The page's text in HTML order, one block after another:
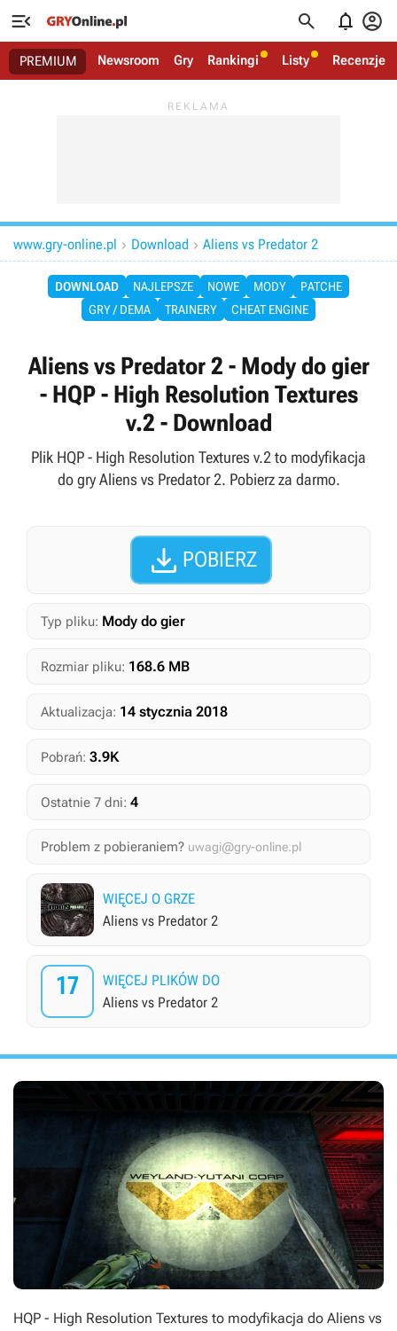
   
PREMIUM Newsroom Gry Rankingi Listy Recenzje
www.gry-online.pl  Download  Aliens vs Predator 2
DOWNLOAD NAJLEPSZE NOWE MODY
PATCHE
GRY / DEMA
TRAINERY CHEAT ENGINE
Aliens vs Predator 2 - Mody do gier
- HQP - High Resolution Textures
v.2 - Download
Plik HQP - High Resolution Textures v.2 to modyfikacja
do gry Aliens vs Predator 2. Pobierz za darmo.
 POBIERZ
Typ pliku: Mody do gier
Rozmiar pliku: 168.6 MB
Aktualizacja: 14 stycznia 2018
Pobrań: 3.9K
Ostatnie 7 dni: 4
Problem z pobieraniem? uwagi@gry-online.pl
WIĘCEJ O GRZE
Aliens vs Predator 2
17
WIĘCEJ PLIKÓW DO
Aliens vs Predator 2
HQP - High Resolution Textures to modyfikacja do Aliens vs